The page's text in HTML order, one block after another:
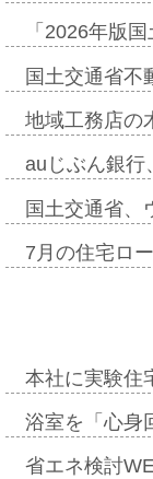
「2026年版
国土交通省不
地域工務店の
auじぶん銀
国土交通省
7月の住宅ロ
本社に実験住
浴室を「心身
省エネ検討